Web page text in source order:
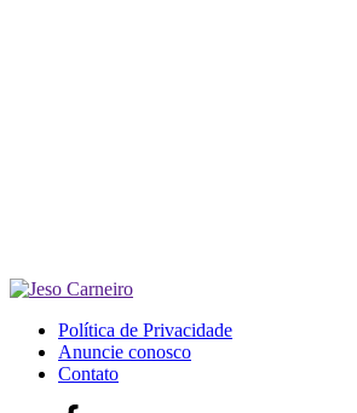
Política de Privacidade
Anuncie conosco
Contato